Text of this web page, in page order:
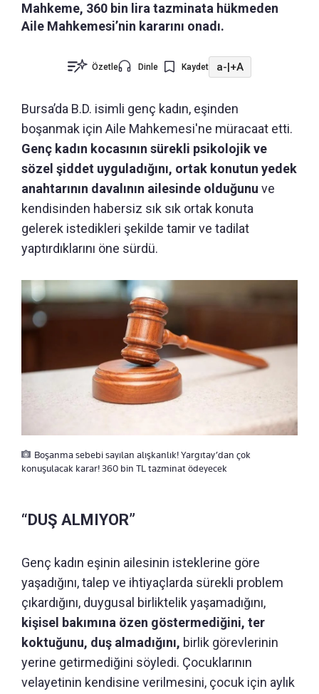
Mahkeme, 360 bin lira tazminata hükmeden
Aile Mahkemesi’nin kararını onadı.
Özetle Dinle Kaydet a-|+A
Bursa’da B.D. isimli genç kadın, eşinden
boşanmak için Aile Mahkemesi'ne müracaat etti.
Genç kadın kocasının sürekli psikolojik ve
sözel şiddet uyguladığını, ortak konutun yedek
anahtarının davalının ailesinde olduğunu ve
kendisinden habersiz sık sık ortak konuta
gelerek istedikleri şekilde tamir ve tadilat
yaptırdıklarını öne sürdü.
Boşanma sebebi sayılan alışkanlık! Yargıtay’dan çok
konuşulacak karar! 360 bin TL tazminat ödeyecek
“DUŞ ALMIYOR”
Genç kadın eşinin ailesinin isteklerine göre
yaşadığını, talep ve ihtiyaçlarda sürekli problem
çıkardığını, duygusal birliktelik yaşamadığını,
kişisel bakımına özen göstermediğini, ter
koktuğunu, duş almadığını, birlik görevlerinin
yerine getirmediğini söyledi. Çocuklarının
velayetinin kendisine verilmesini, çocuk için aylık